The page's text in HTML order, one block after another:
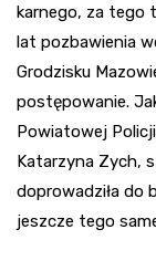
karnego, za tego
lat pozbawienia
Grodzisku
postępowanie.
Powiatowej
Katarzyna Zych,
doprowadziła do
jeszcze tego